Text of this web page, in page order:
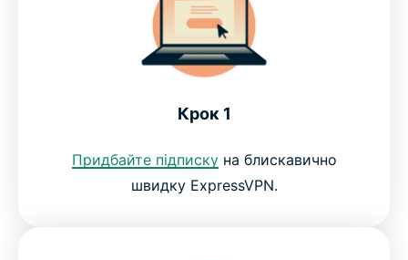
Спробуйте кращу VPN для Netflix без ризику
Крок 1
Придбайте підпискуна блискавично
швидку ExpressVPN.